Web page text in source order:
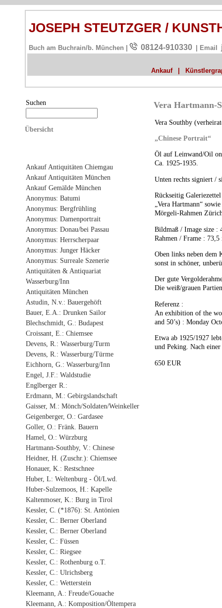
JOSEPH STEUTZGER /
Buch am Buchrain/b. München | 08124-910330 | Email
Ankauf
Suchen
Übersicht
Ankauf Antiquitäten Chiemgau
Ankauf Antiquitäten München
Ankauf Gemälde München
Anonymus: Batumi
Anonymus: Bergfrühling
Anonymus: Damenportrait
Anonymus: Donau/bei Passau
Anonymus: Herrscherpaar
Anonymus: Junger Häcker
Anonymus: Surreale Szenerie
Antiquitäten & Antiquariat
Wasserburg/Inn
Antiquitäten München
Astudin, N.v.: Bauergehöft
Bauer, E.A.: Drunken Sailor
Blechschmidt, G.: Budapest
Croissant, E.: Chiemsee
Devens, R.: Wasserburg/Turm
Devens, R.: Wasserburg/Türme
Eichhorn, G.: Wasserburg/Inn
Engel, J.F.: Waldstudie
Englberger R.:
Erdmann, M.: Gebirgslandschaft
Gaisser, M.: Mönch/Soldaten/Weinkeller
Geigenberger, O.: Gardasee
Goller, O.: Fränk. Bauern
Hamel, O.: Würzburg
Hartmann-Southby, V.: Chinese
Heidner, H. (Zuschr.): Chiemsee
Honauer, K.: Restschnee
Huber, L: Weltenburg - Öl/Lwd.
Huber-Sulzemoos, H.: Kapelle
Kaltenmoser, K.: Burg in Tirol
Kessler, C. (*1876): St. Antönien
Kessler, C.: Berner Oberland
Kessler, C.: Berner Oberland
Kessler, C.: Füssen
Kessler, C.: Riegsee
Kessler, C.: Rothenburg o.T.
Kessler, C.: Ulrichsberg
Kessler, C.: Wetterstein
Kleemann, A.: Freude/Gouache
Kleemann, A.: Komposition/Öltempera
Vera Hartmann-
Vera Southby
„Chinese Portrait“
Öl auf Leinwand/Oil on
Ca. 1925-1935.
Unten rechts signiert /
Rückseitig
„Vera Hartmann“
Mörgeli-Rahmen
Bildmaß / Image size :
Rahmen / Frame :
Oben links neben dem
sonst in schöner,
Der gute
Die weiß/grauen
Referenz :
An exhibition of the
and 50’s) : Monday
Etwa ab 1925/1927
und Peking. Nach
650 EUR